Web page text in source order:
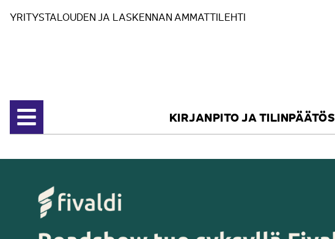
YRITYSTALOUDEN JA LASKENNAN AMMATTILEHTI
Avaa valikko
KIRJANPITO JA TILINPÄÄTÖS